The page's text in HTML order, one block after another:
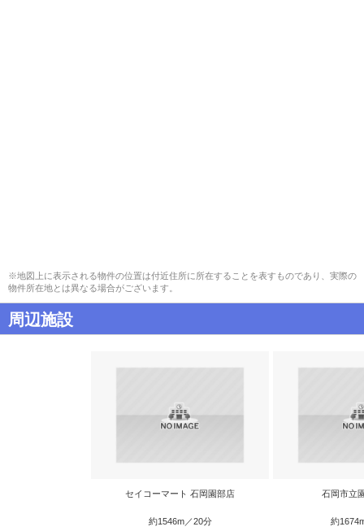
※地図上に表示される物件の位置は付近住所に所在することを表すものであり、実際の
物件所在地とは異なる場合がございます。
周辺施設
セイコーマート 石岡園部店
約1546m／20分
石岡市立
約